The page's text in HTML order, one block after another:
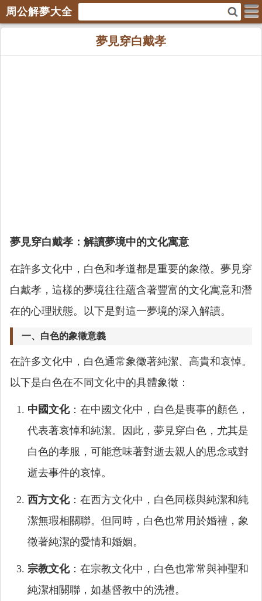
周公解夢大全
夢見穿白戴孝
夢見穿白戴孝：解讀夢境中的文化寓意
在許多文化中，白色和孝道都是重要的象徵。夢見穿
白戴孝，這樣的夢境往往蘊含著豐富的文化寓意和潛
在的心理狀態。以下是對這一夢境的深入解讀。
一、白色的象徵意義
在許多文化中，白色通常象徵著純潔、高貴和哀悼。
以下是白色在不同文化中的具體象徵：
中國文化：在中國文化中，白色是喪事的顏色，
代表著哀悼和純潔。因此，夢見穿白色，尤其是
白色的孝服，可能意味著對逝去親人的思念或對
逝去事件的哀悼。
西方文化：在西方文化中，白色同樣與純潔和純
潔無瑕相關聯。但同時，白色也常用於婚禮，象
徵著純潔的愛情和婚姻。
宗教文化：在宗教文化中，白色也常常與神聖和
純潔相關聯，如基督教中的洗禮。